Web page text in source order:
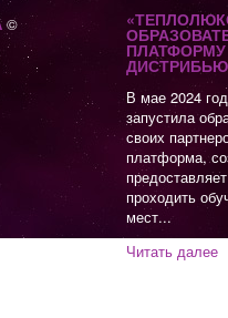
©
В мае 2024
запустила
своих
платформа,
проходить
мест...
Читать далее